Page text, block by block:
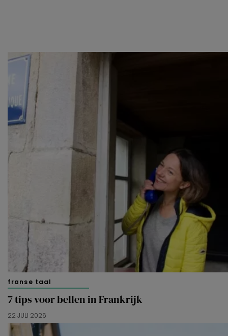
franse taal
7 tips voor bellen in Frankrijk
22 JULI 2026